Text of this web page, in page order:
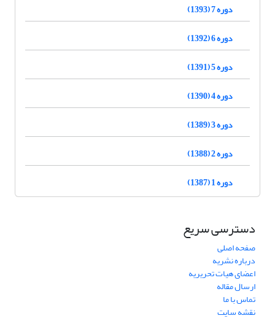
دوره 7 (1393)
دوره 6 (1392)
دوره 5 (1391)
دوره 4 (1390)
دوره 3 (1389)
دوره 2 (1388)
دوره 1 (1387)
دسترسی سریع
صفحه اصلی
درباره نشریه
اعضای هیات تحریریه
ارسال مقاله
تماس با ما
نقشه سایت